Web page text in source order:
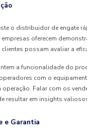
o distribuidor de engate
oferecem
possam avaliar a
a funcionalidade do
com o
operação. Falar com os
resultar em insights
e Garantia